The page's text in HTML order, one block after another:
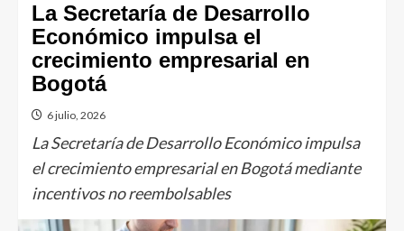
La Secretaría de Desarrollo
Económico impulsa el
crecimiento empresarial en
Bogotá
6 julio, 2026
La Secretaría de Desarrollo Económico impulsa
el crecimiento empresarial en Bogotá mediante
incentivos no reembolsables